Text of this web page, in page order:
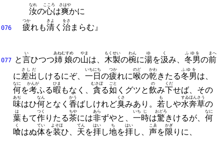
汝
なれ
の心
こころ
は爽
さはや
かに
076 疲
つか
れも清
きよ
く治
をさ
まらむ』
077 と言
い
ひつつ姉娘
あねむすめ
の山
やま
は、 木製
もくせい
の椀
わん
に湯
ゆ
を汲
く
み、冬男
ふゆを
の前
まへ
に差出
さしだ
しけるにぞ、 一
いち
日
にち
の疲
つか
れに喉
のど
の乾
かわ
きたる冬男
ふゆを
は、
何
なに
を考
かんが
ふる暇
ひま
もなく、 貪
むさぼ
る如
ごと
くグツと飲
の
み下
くだ
せば、 その
味
あぢ
はひ何
なん
となく 香
かう
ばしけれど臭
くさ
みあり。 若
も
しや水奔草
すゐほんさう
の
葉
は
もて作
つく
りたる茶
ちや
には非
あら
ずやと、 一
いち
時
じ
は驚
おどろ
きけるが、 何
なに
喰
く
はぬ体
てい
を装
よそほ
ひ、 天
てん
を拝
はい
し地
ち
を拝
はい
し、 声
こゑ
を限
かぎ
りに、